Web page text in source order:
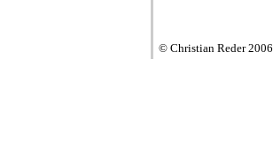
© Christian Reder 2006